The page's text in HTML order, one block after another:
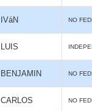
IVáN NO
LUIS
BENJAMIN NO
CARLOS NO